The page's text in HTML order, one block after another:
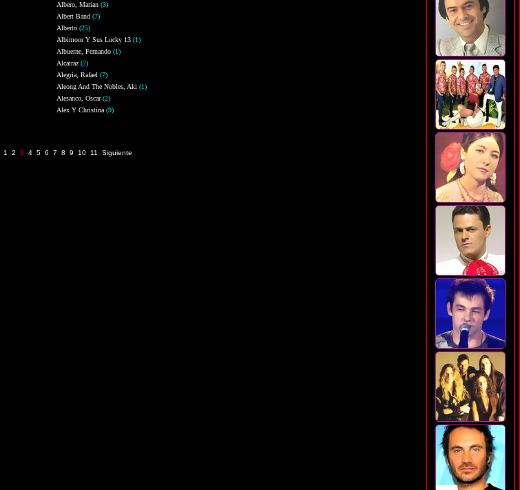
Albero, Marian (3)
Albert Band (7)
Alberto (25)
Albimoor Y Sus Lucky 13 (1)
Albuerne, Fernando (1)
Alcatraz (7)
Alegría, Rafael (7)
Aleong And The Nobles, Aki (1)
Alesanco, Oscar(2)
Alex Y Christina (9)
1 2 3 4 5 6 7 8 9 10 11 Siguiente